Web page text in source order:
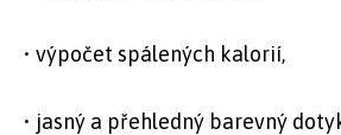
• výpočet spálených kalorií,
• jasný a přehledný barevný